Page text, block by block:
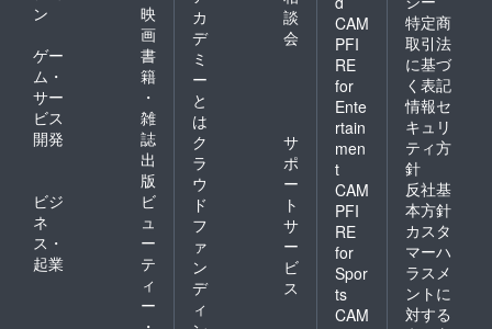
ン
映
画
ゲー
ム・
サー
ビス
開発
書
籍
・
雑
誌
出
版
ビジ
ネ
ス・
起業
ビ
ュ
ー
テ
ィ
ー
カ
デ
ミ
ー
と
は
談
会
ク
ラ
ウ
ド
フ
ァ
ン
デ
ィ
サ
ポ
ー
ト
サ
ー
ビ
ス
CAM
PFI
RE
for
Ente
rtain
men
t
CAM
PFI
RE
for
Spor
ts
CAM
特定商
取引法
に基づ
く表記
情報セ
キュリ
ティ方
針
反社基
本方針
カスタ
マーハ
ラスメ
ントに
対する